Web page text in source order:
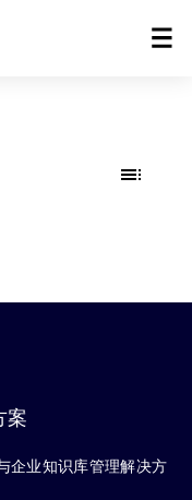
案
企业知识库管理解决方